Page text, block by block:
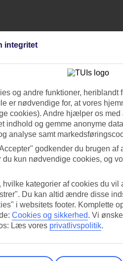
integritet
og andre funktioner, heriblandt
er nødvendige for, at vores
cookies). Andre hjælper os
indhold og gemme anonyme
analyse samt
godkender du brugen af
du kun nødvendige cookies, og
kategorier af cookies du vil
Du kan altid ændre disse
i websitets footer. Komplette
Cookies og sikkerhed. Vi
Læs vores privatlivspolitik.